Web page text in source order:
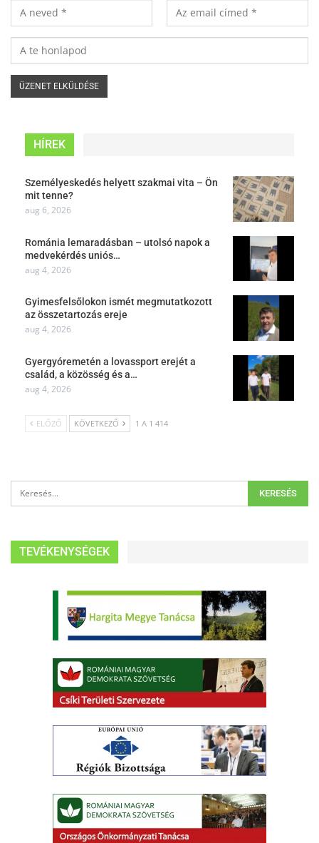
HÍREK
Személyeskedés helyett szakmai vita – Ön
mit tenne?
aug 6, 2026
Románia lemaradásban – utolsó napok a
medvekérdés uniós…
aug 4, 2026
Gyimesfelsőlokon ismét megmutatkozott
az összetartozás ereje
aug 4, 2026
Gyergyóremetén a lovassport erejét a
család, a közösség és a…
aug 4, 2026
ELŐZŐ KÖVETKEZŐ 1 A 1 414
TEVÉKENYSÉGEK